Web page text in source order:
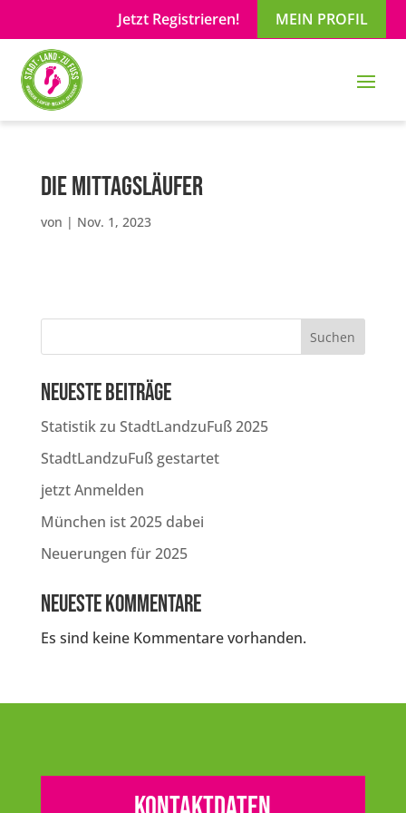
Jetzt Registrieren! MEIN PROFIL
Die Mittagsläufer
von | Nov. 1, 2023
Suchen
Neueste Beiträge
Statistik zu StadtLandzuFuß 2025
StadtLandzuFuß gestartet
jetzt Anmelden
München ist 2025 dabei
Neuerungen für 2025
Neueste Kommentare
Es sind keine Kommentare vorhanden.